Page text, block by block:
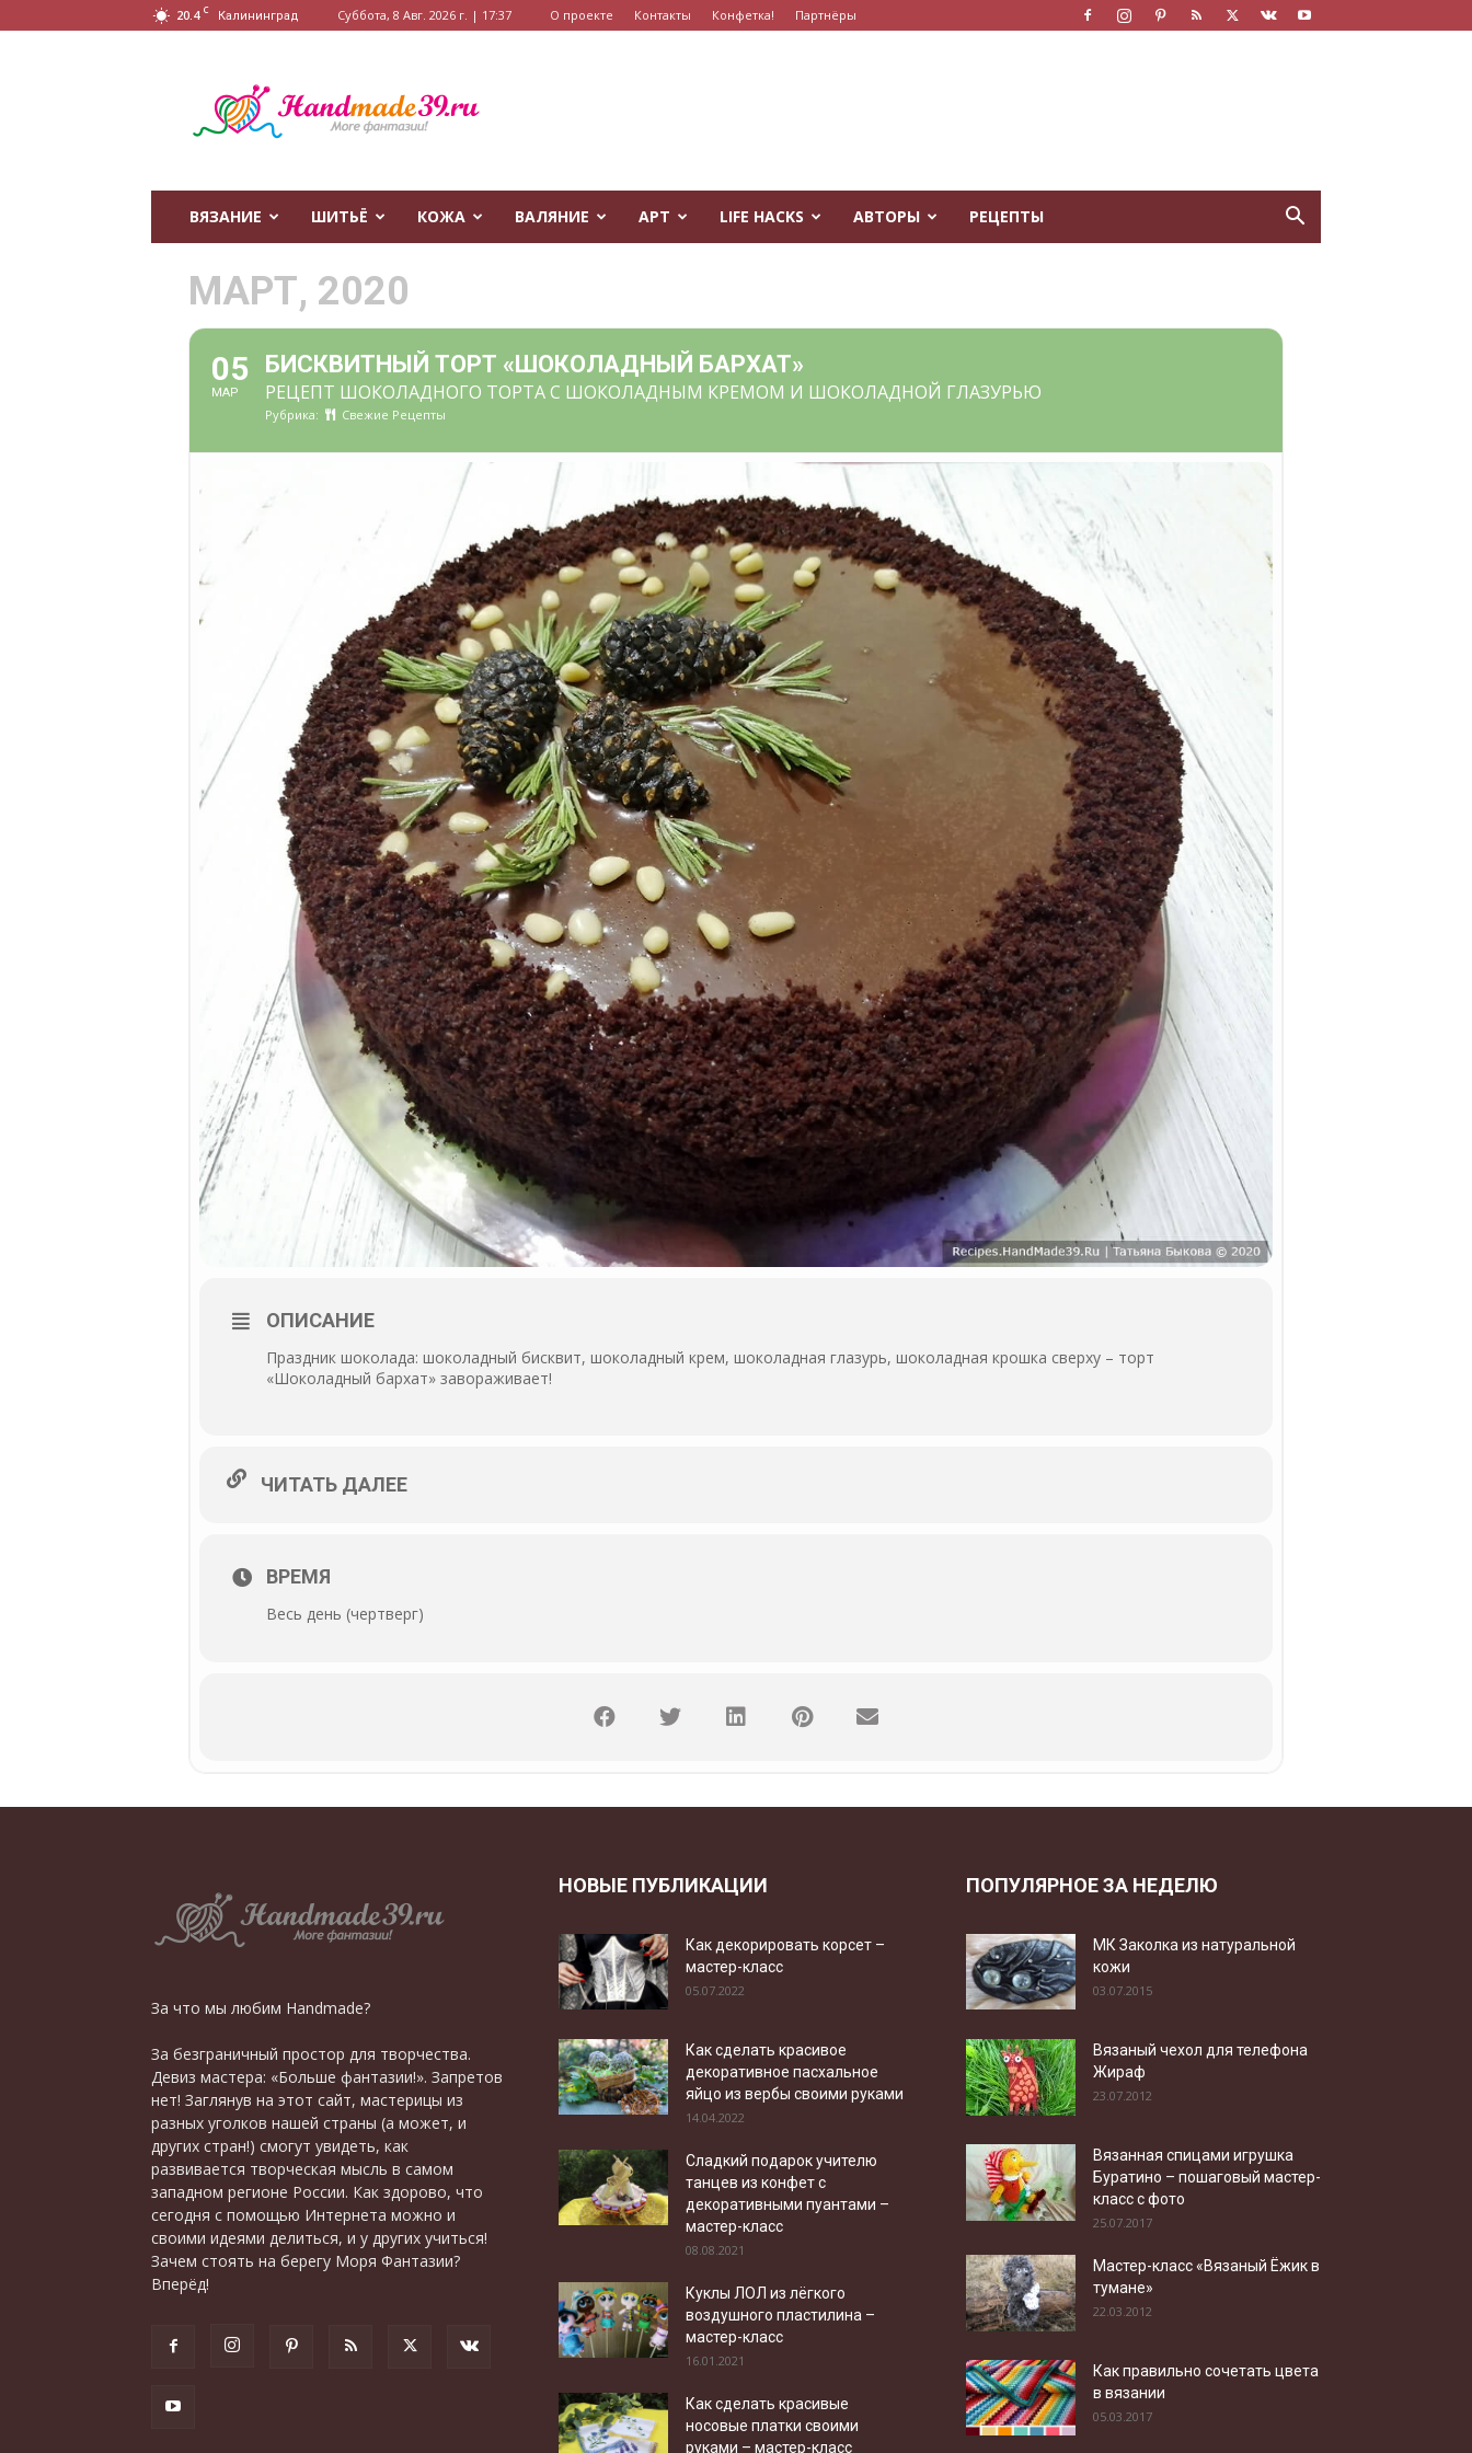
20.4 C Калининград Суббота, 8 Авг. 2026 г. | 17:37 О проекте Контакты Конфетка! Партнёры
ВЯЗАНИЕ ШИТЬЁ КОЖА ВАЛЯНИЕ АРТ LIFE HACKS АВТОРЫ РЕЦЕПТЫ
МАРТ, 2020
05
МАР
БИСКВИТНЫЙ ТОРТ «ШОКОЛАДНЫЙ БАРХАТ»
РЕЦЕПТ ШОКОЛАДНОГО ТОРТА С ШОКОЛАДНЫМ КРЕМОМ И ШОКОЛАДНОЙ ГЛАЗУРЬЮ
Рубрика: Свежие Рецепты
ОПИСАНИЕ
Праздник шоколада: шоколадный бисквит, шоколадный крем, шоколадная глазурь, шоколадная крошка сверху – торт
«Шоколадный бархат» завораживает!
ЧИТАТЬ ДАЛЕЕ
ВРЕМЯ
Весь день (чертверг)
За что мы любим Handmade?
За безграничный простор для творчества.
Девиз мастера: «Больше фантазии!». Запретов
нет! Заглянув на этот сайт, мастерицы из
разных уголков нашей страны (а может, и
других стран!) смогут увидеть, как
развивается творческая мысль в самом
западном регионе России. Как здорово, что
сегодня с помощью Интернета можно и
своими идеями делиться, и у других учиться!
Зачем стоять на берегу Моря Фантазии?
Вперёд!
НОВЫЕ ПУБЛИКАЦИИ
Как декорировать корсет –
мастер-класс
05.07.2022
Как сделать красивое
декоративное пасхальное
яйцо из вербы своими руками
14.04.2022
Сладкий подарок учителю
танцев из конфет с
декоративными пуантами –
мастер-класс
08.08.2021
Куклы ЛОЛ из лёгкого
воздушного пластилина –
мастер-класс
16.01.2021
Как сделать красивые
носовые платки своими
руками – мастер-класс
ПОПУЛЯРНОЕ ЗА НЕДЕЛЮ
МК Заколка из натуральной
кожи
03.07.2015
Вязаный чехол для телефона
Жираф
23.07.2012
Вязанная спицами игрушка
Буратино – пошаговый мастер-
класс с фото
25.07.2017
Мастер-класс «Вязаный Ёжик в
тумане»
22.03.2012
Как правильно сочетать цвета
в вязании
05.03.2017